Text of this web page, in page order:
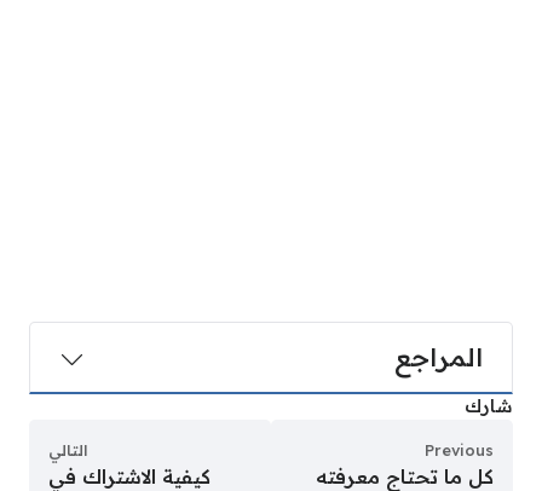
المراجع
شارك
Previous
كل ما تحتاج معرفته
التالي
كيفية الاشتراك في